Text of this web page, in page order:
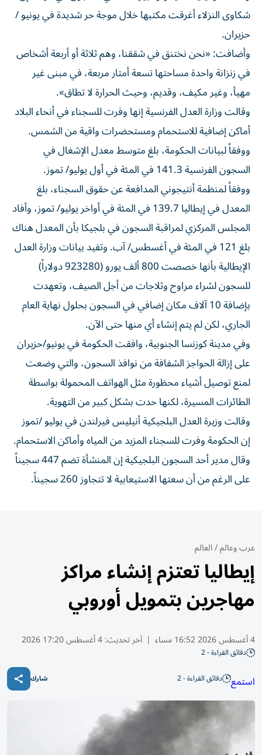
شكاوى النزلاء أغرقت مكتبها خلال موجة حر شديدة في يونيو /
حزيران.
وأضافت: «نحن نختنق في شققنا، وهم ثلاثة أو أربعة أشخاص
في زنزانة واحدة مساحتها ​تسعة أمتار مربعة، في مبنى غير
مهيأ، وغير مكيف، وقديم، وحيث الحرارة ‌لا تطاق».
وقالت وزارة العدل الفرنسية إنها وفرت للسجناء في أنحاء البلاد
أماكن إضافية للاستحمام ومستحضرات واقية من الشمس.
ووفقاً لبيانات الحكومة، بلغ متوسط معدل الإشغال في
⁠السجون الفرنسية 141.3 في المئة في أول يوليو/ تموز.
ووفقاً لمنظمة أنتيجوني المدافعة عن حقوق السجناء، بلغ
المعدل في إيطاليا 139.7 في المئة في أواخر يوليو/ تموز، وأفاد
المجلس المركزي لمراقبة السجون ​في بلجيكا ‌بأن المعدل هناك
بلغ 121 في المئة في أغسطس/ آب. وتفيد بيانات وزارة العدل
الإيطالية بأنها خصصت 800 ألف يورو (923280 دولاراً)
للسجون لشراء مراوح وثلاجات من أجل الصيف، وتعهدت
بإضافة 10 آلاف مكان إضافي في السجون بحلول نهاية العام
الجاري، لكن لم ‌يتم إنشاء ‌أي منها حتى الآن.
وفي مدينة كوزنسا ⁠الجنوبية، وافقت الحكومة في يونيو/حزيران
على إزالة الحواجز الشفافة من ‌نوافذ السجون، والتي وضعت
لمنع توصيل أشياء محظورة مثل الهواتف المحمولة بواسطة
الطائرات المسيرة، لكنها حدت بشكل كبير من التهوية.
وقالت وزيرة العدل ⁠البلجيكية أنيليس فيرلندن في يوليو /تموز
إن الحكومة وفرت للسجناء المزيد ​من المياه وأماكن الاستحمام.
وقال مدير أحد السجون البلجيكية إن المنشأة تضم 447 سجيناً
على الرغم من أن سعتها الاستيعابية لا تتجاوز 260 ⁠سجيناً.
عرب وعالم/العالم
إيطاليا تعتزم إنشاء مراكز
مهاجرين بتمويل أوروبي
4 أغسطس 2026 16:52 مساء | آخر تحديث:4 أغسطس 17:20 2026
دقائق القراءة - 2
استمع دقائق القراءة - 2 شارك